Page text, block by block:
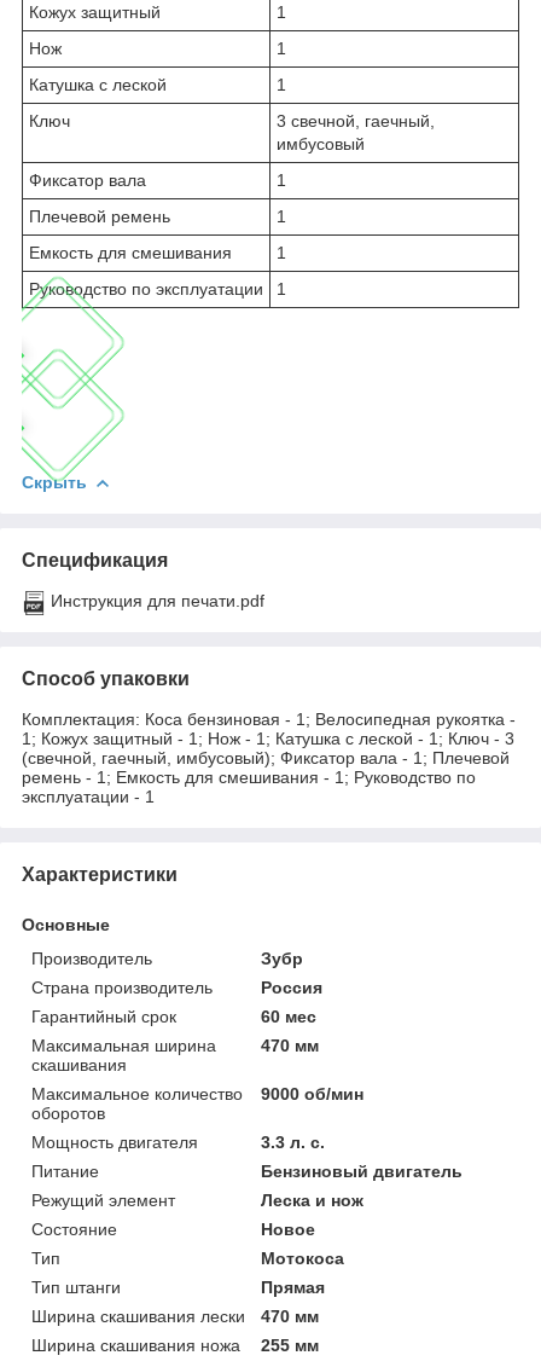
Кожух защитный
1
Нож
1
Катушка с леской
1
Ключ
3 свечной, гаечный,
имбусовый
Фиксатор вала
1
Плечевой ремень
1
Емкость для смешивания
1
Руководство по эксплуатации
1
Скрыть
Спецификация
Инструкция для печати.pdf
Способ упаковки
Комплектация: Коса бензиновая - 1; Велосипедная рукоятка -
1; Кожух защитный - 1; Нож - 1; Катушка с леской - 1; Ключ - 3
(свечной, гаечный, имбусовый); Фиксатор вала - 1; Плечевой
ремень - 1; Емкость для смешивания - 1; Руководство по
эксплуатации - 1
Характеристики
Основные
Производитель
Зубр
Страна производитель
Россия
Гарантийный срок
60 мес
Максимальная ширина
скашивания
470 мм
Максимальное количество
оборотов
9000 об/мин
Мощность двигателя
3.3 л. с.
Питание
Бензиновый двигатель
Режущий элемент
Леска и нож
Состояние
Новое
Тип
Мотокоса
Тип штанги
Прямая
Ширина скашивания лески
470 мм
Ширина скашивания ножа
255 мм